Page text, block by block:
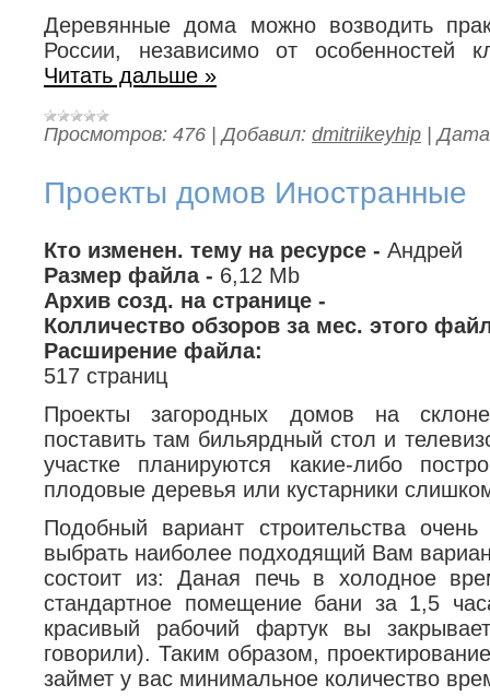
Деревянные дома можно возводить
России, независимо от особенностей
Читать дальше »
Просмотров: 476 |Добавил: dmitriikeyhip |
Проекты домов Иностранные
Кто изменен. тему на ресурсе - Андрей
Размер файла - 6,12 Mb
Архив созд. на странице -
Колличество обзоров за мес. этого
Расширение файла:
517 страниц
Проекты загородных домов на
поставить там бильярдный стол и
участке планируются какие-либо
плодовые деревья или кустарники
Подобный вариант строительства
выбрать наиболее подходящий Вам
состоит из: Даная печь в холодное
стандартное помещение бани за 1,5
красивый рабочий фартук вы
говорили). Таким образом,
займет у вас минимальное количество